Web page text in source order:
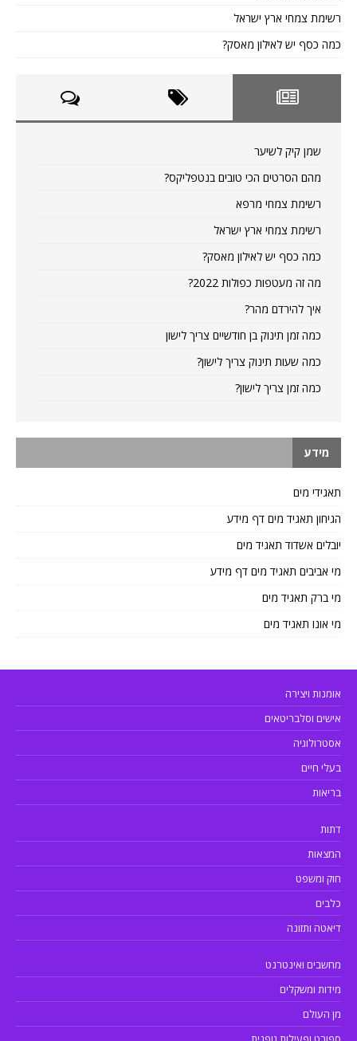
רשימת צמחי ארץ ישראל
כמה כסף יש לאילון מאסק?
שמן קיק לשיער
מהם הסרטים הכי טובים בנטפליקס?
רשימת צמחי מרפא
רשימת צמחי ארץ ישראל
כמה כסף יש לאילון מאסק?
מה זה מעטפות כפולות 2022?
איך להירדם מהר?
כמה זמן תינוק בן חודשיים צריך לישון
כמה שעות תינוק צריך לישון?
כמה זמן צריך לישון?
מידע
תאגידי מים
הגיחון תאגיד מים דף מידע
יובלים אשדוד תאגיד מים
מי אביבים תאגיד מים דף מידע
מי ברק תאגיד מים
מי אונו תאגיד מים
אומנות ויצירה
אישים וסלבריטאים
אסטרולוגיה
בעלי חיים
בריאות
דתות
המצאות
חוק ומשפט
כלבים
דיאטה ותזונה
מחשבים ואינטרנט
מידות ומשקלים
מן העולם